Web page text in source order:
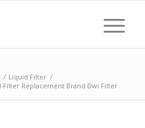
/ Liquid Filter /
Filter Replacement Brand Dwi Filter